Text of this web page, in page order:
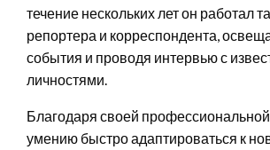
течение нескольких лет он работал
репортера и корреспондента,
события и проводя интервью с
личностями.
Благодаря своей
умению быстро адаптироваться к